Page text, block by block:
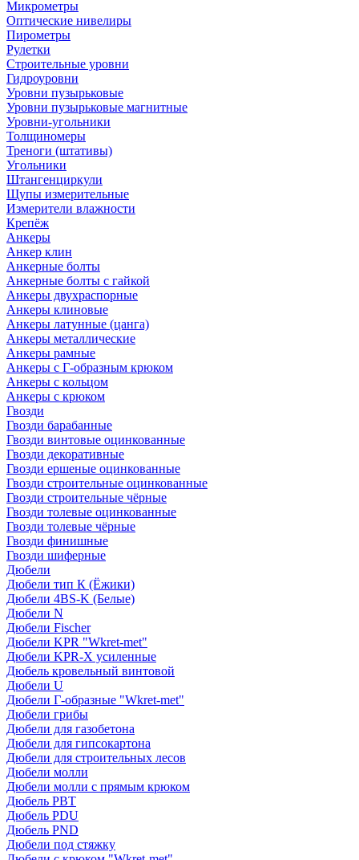
Микрометры
Оптические нивелиры
Пирометры
Рулетки
Строительные уровни
Гидроуровни
Уровни пузырьковые
Уровни пузырьковые магнитные
Уровни-угольники
Толщиномеры
Треноги (штативы)
Угольники
Штангенциркули
Щупы измерительные
Измерители влажности
Крепёж
Анкеры
Анкер клин
Анкерные болты
Анкерные болты с гайкой
Анкеры двухраспорные
Анкеры клиновые
Анкеры латунные (цанга)
Анкеры металлические
Анкеры рамные
Анкеры с Г-образным крюком
Анкеры с кольцом
Анкеры с крюком
Гвозди
Гвозди барабанные
Гвозди винтовые оцинкованные
Гвозди декоративные
Гвозди ершеные оцинкованные
Гвозди строительные оцинкованные
Гвозди строительные чёрные
Гвозди толевые оцинкованные
Гвозди толевые чёрные
Гвозди финишные
Гвозди шиферные
Дюбели
Дюбели тип К (Ёжики)
Дюбели 4BS-K (Белые)
Дюбели N
Дюбели Fischer
Дюбели KPR "Wkret-met"
Дюбели KPR-Х усиленные
Дюбель кровельный винтовой
Дюбели U
Дюбели Г-образные "Wkret-met"
Дюбели грибы
Дюбели для газобетона
Дюбели для гипсокартона
Дюбели для строительных лесов
Дюбели молли
Дюбели молли с прямым крюком
Дюбель PBT
Дюбель PDU
Дюбель PND
Дюбели под стяжку